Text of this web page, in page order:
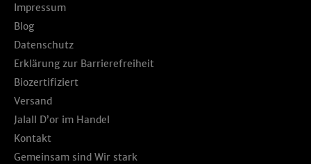
Impressum
Blog
Datenschutz
Erklärung zur Barrierefreiheit
Biozertifiziert
Versand
Jalall D’or im Handel
Kontakt
Gemeinsam sind Wir stark